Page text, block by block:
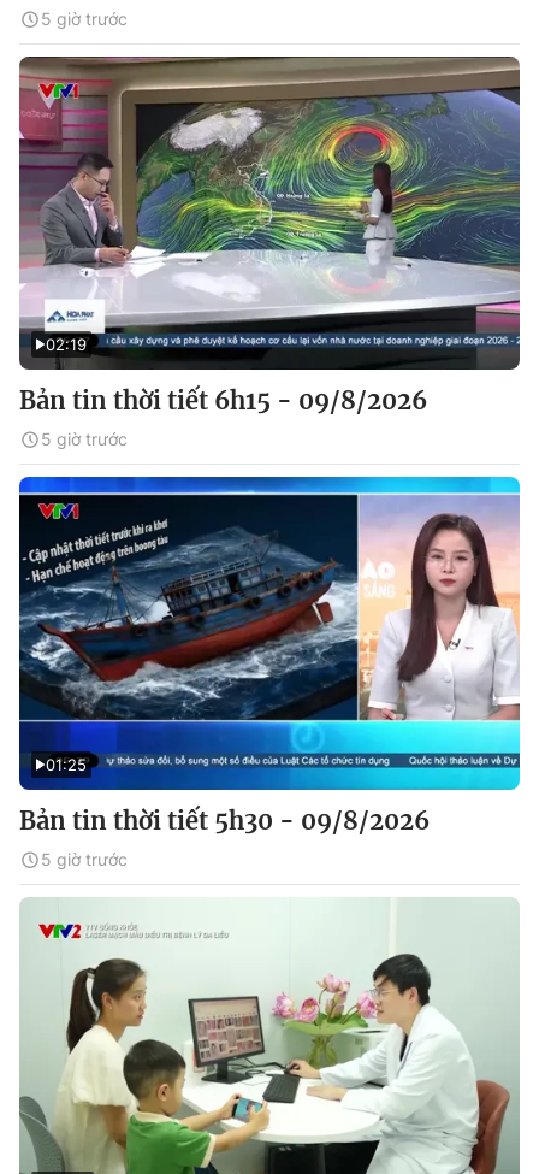
5 giờ trước
02:19
Bản tin thời tiết 6h15 - 09/8/2026
5 giờ trước
01:25
Bản tin thời tiết 5h30 - 09/8/2026
5 giờ trước